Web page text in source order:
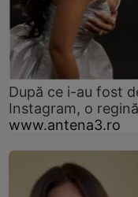
După ce i-au fost
Instagram, o
www.antena3.ro